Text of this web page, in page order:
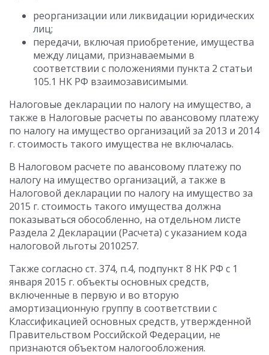
реорганизации или ликвидации юридических
лиц;
передачи, включая приобретение, имущества
между лицами, признаваемыми в
соответствии с положениями пункта 2 статьи
105.1 НК РФ взаимозависимыми.
Налоговые декларации по налогу на имущество, а
также в Налоговые расчеты по авансовому платежу
по налогу на имущество организаций за 2013 и 2014
г. стоимость такого имущества не включалась.
В Налоговом расчете по авансовому платежу по
налогу на имущество организаций, а также в
Налоговой декларации по налогу на имущество за
2015 г. стоимость такого имущества должна
показываться обособленно, на отдельном листе
Раздела 2 Декларации (Расчета) с указанием кода
налоговой льготы 2010257.
Также согласно ст. 374, п.4, подпункт 8 НК РФ с 1
января 2015 г. объекты основных средств,
включенные в первую и во вторую
амортизационную группу в соответствии с
Классификацией основных средств, утвержденной
Правительством Российской Федерации, не
признаются объектом налогообложения.